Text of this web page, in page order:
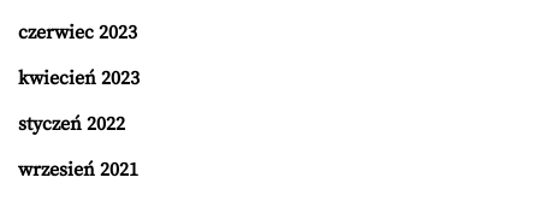
czerwiec 2023
kwiecień 2023
styczeń 2022
wrzesień 2021